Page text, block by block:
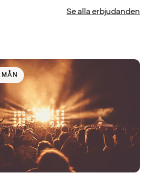
Se alla erbjudanden